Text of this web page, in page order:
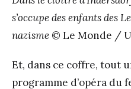
s’occupe des enfants des
nazisme © Le Monde /
Et, dans ce coffre, tout
programme d’opéra du